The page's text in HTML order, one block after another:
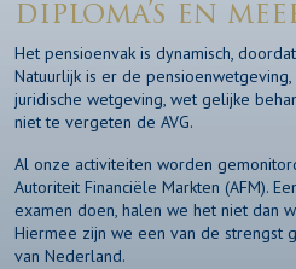
diploma’s en
Het pensioenvak is dynamisch,
Natuurlijk is er de
juridische wetgeving, wet gelijke
niet te vergeten de AVG.
Al onze activiteiten worden
Autoriteit Financiële Markten (AFM).
examen doen, halen we het niet dan
Hiermee zijn we een van de strengst
van Nederland.